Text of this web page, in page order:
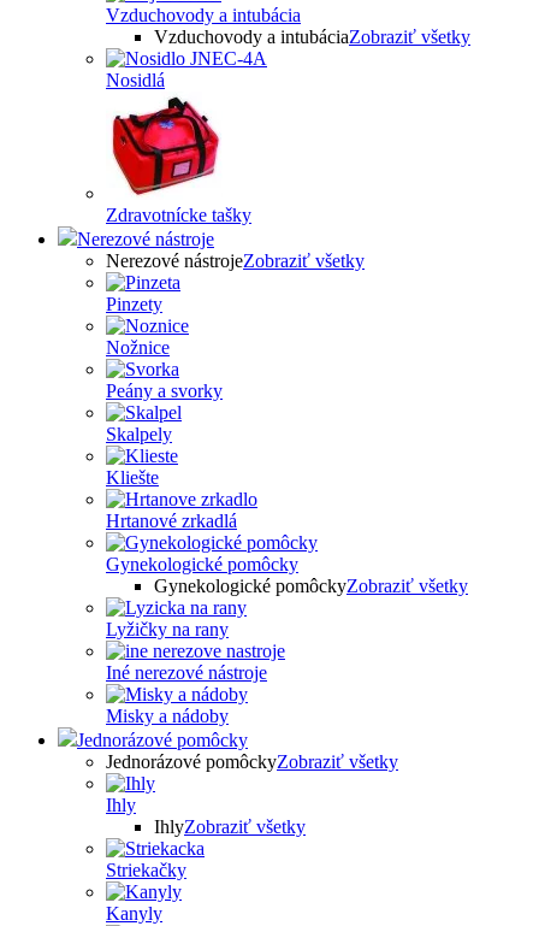
Vzduchovody a intubácia
Vzduchovody a intubáciaZobraziť všetky
Nosidlá
Zdravotnícke tašky
Nerezové nástroje
Nerezové nástrojeZobraziť všetky
Pinzety
Nožnice
Peány a svorky
Skalpely
Kliešte
Hrtanové zrkadlá
Gynekologické pomôcky
Gynekologické pomôckyZobraziť všetky
Lyžičky na rany
Iné nerezové nástroje
Misky a nádoby
Jednorázové pomôcky
Jednorázové pomôckyZobraziť všetky
Ihly
IhlyZobraziť všetky
Striekačky
Kanyly